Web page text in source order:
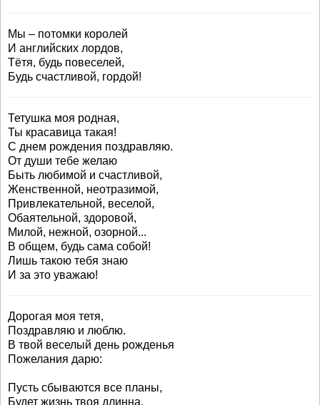
Мы – потомки королей
И английских лордов,
Тётя, будь повеселей,
Будь счастливой, гордой!
Тетушка моя родная,
Ты красавица такая!
С днем рождения поздравляю.
От души тебе желаю
Быть любимой и счастливой,
Женственной, неотразимой,
Привлекательной, веселой,
Обаятельной, здоровой,
Милой, нежной, озорной...
В общем, будь сама собой!
Лишь такою тебя знаю
И за это уважаю!
Дорогая моя тетя,
Поздравляю и люблю.
В твой веселый день рожденья
Пожелания дарю:
Пусть сбываются все планы,
Будет жизнь твоя длинна.